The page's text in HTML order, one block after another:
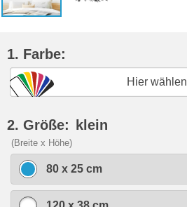
1. Farbe:
Hier wählen
2. Größe: klein
(Breite x Höhe)
80 x 25 cm